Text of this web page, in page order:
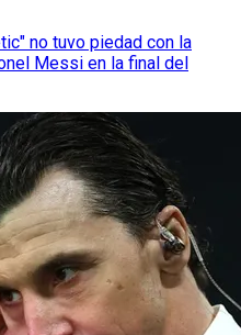
no tuvo piedad con la
Messi en la final del